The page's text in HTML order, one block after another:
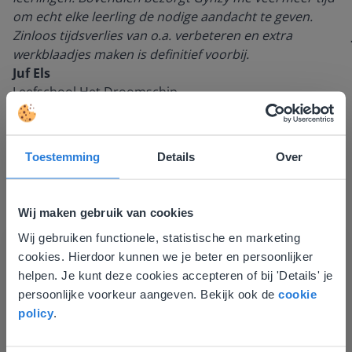
Toestemming Details Over
Wij maken gebruik van cookies
Wij gebruiken functionele, statistische en marketing
cookies. Hierdoor kunnen we je beter en persoonlijker
helpen. Je kunt deze cookies accepteren of bij 'Details' je
persoonlijke voorkeur aangeven. Bekijk ook de cookie
policy
om echt elke leerling de nodige aandacht te geven.
Zinloos tijdsverlies van o.a. verbeteren en extra
werkblaadjes maken is definitief voorbij.
Juf Els
Leefschool Het Droomschip
Ontdek meer!
Deze website komt niet
overeen met je locatie
Gezien je locatie, denken we dat je misschien
liever naar de website voor English gaat. Hier